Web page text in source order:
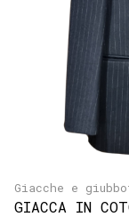
Giacche e
GIACCA IN